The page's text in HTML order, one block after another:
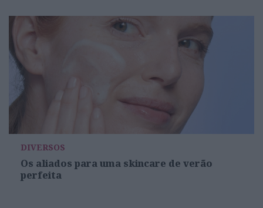
DIVERSOS
Os aliados para uma skincare de verão
perfeita